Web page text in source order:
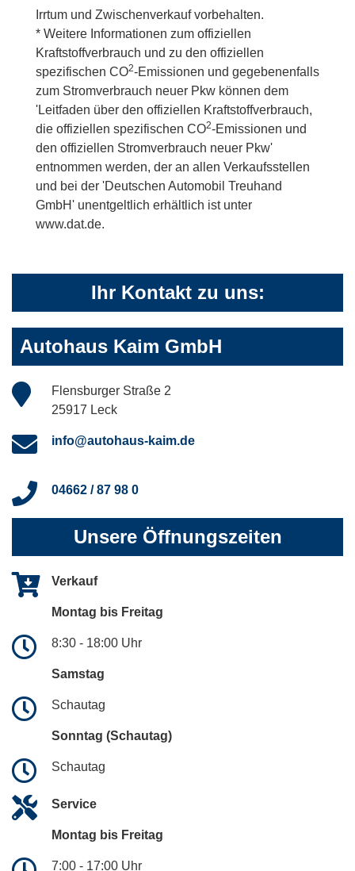
Irrtum und Zwischenverkauf vorbehalten.
* Weitere Informationen zum offiziellen
Kraftstoffverbrauch und zu den offiziellen
spezifischen CO2-Emissionen und gegebenenfalls
zum Stromverbrauch neuer Pkw können dem
'Leitfaden über den offiziellen Kraftstoffverbrauch,
die offiziellen spezifischen CO2-Emissionen und
den offiziellen Stromverbrauch neuer Pkw'
entnommen werden, der an allen Verkaufsstellen
und bei der 'Deutschen Automobil Treuhand
GmbH' unentgeltlich erhältlich ist unter
www.dat.de.
Ihr Kontakt zu uns:
Autohaus Kaim GmbH
Flensburger Straße 2
25917 Leck
info@autohaus-kaim.de
04662 / 87 98 0
Unsere Öffnungszeiten
Verkauf
Montag bis Freitag
8:30 - 18:00 Uhr
Samstag
Schautag
Sonntag (Schautag)
Schautag
Service
Montag bis Freitag
7:00 - 17:00 Uhr